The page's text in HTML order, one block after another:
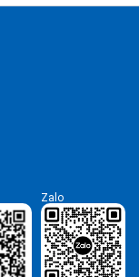
Zalo